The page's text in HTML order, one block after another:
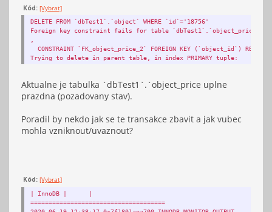
Kód: [Vybrat]
DELETE FROM `dbTest1`.`object` WHERE `id`='18756'
Foreign key constraint fails for table `dbTest1`.`object_price`:
CONSTRAINT `FK_object_price_2` FOREIGN KEY (`object_id`)
Trying to delete in parent table, in index PRIMARY tuple:
Aktualne je tabulka `dbTest1`.`object_price uplne
prazdna (pozadovany stav).
Poradil by nekdo jak se te transakce zbavit a jak vubec
mohla vzniknout/uvaznout?
Kód: [Vybrat]
| InnoDB | |
=====================================